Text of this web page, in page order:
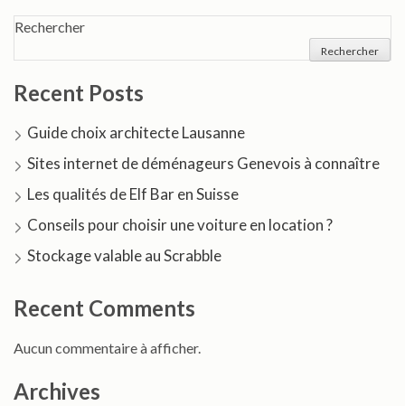
Rechercher
Rechercher
Recent Posts
Guide choix architecte Lausanne
Sites internet de déménageurs Genevois à connaître
Les qualités de Elf Bar en Suisse
Conseils pour choisir une voiture en location ?
Stockage valable au Scrabble
Recent Comments
Aucun commentaire à afficher.
Archives